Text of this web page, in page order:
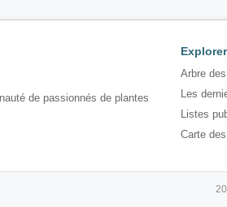
de passionnés de plantes
Explorer
Arbre
Les
Listes
Carte